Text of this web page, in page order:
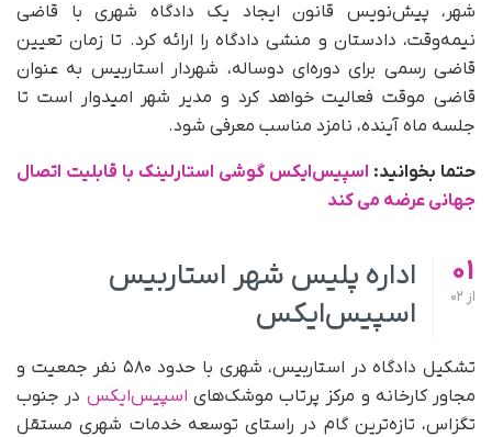
شهر، پیش‌نویس قانون ایجاد یک دادگاه شهری با قاضی
نیمه‌وقت، دادستان و منشی دادگاه را ارائه کرد. تا زمان تعیین
قاضی رسمی برای دوره‌ای دوساله، شهردار استاربیس به‌ عنوان
قاضی موقت فعالیت خواهد کرد و مدیر شهر امیدوار است تا
جلسه ماه آینده، نامزد مناسب معرفی شود.
حتما بخوانید: اسپیس‌ایکس گوشی استارلینک با قابلیت اتصال
جهانی عرضه می کند
01
از
اداره پلیس شهر استاربیس
اسپیس‌ایکس
تشکیل دادگاه در استاربیس، شهری با حدود ۵۸۰ نفر جمعیت و
مجاور کارخانه و مرکز پرتاب موشک‌های اسپیس‌ایکس در جنوب
تگزاس، تازه‌ترین گام در راستای توسعه خدمات شهری مستقل